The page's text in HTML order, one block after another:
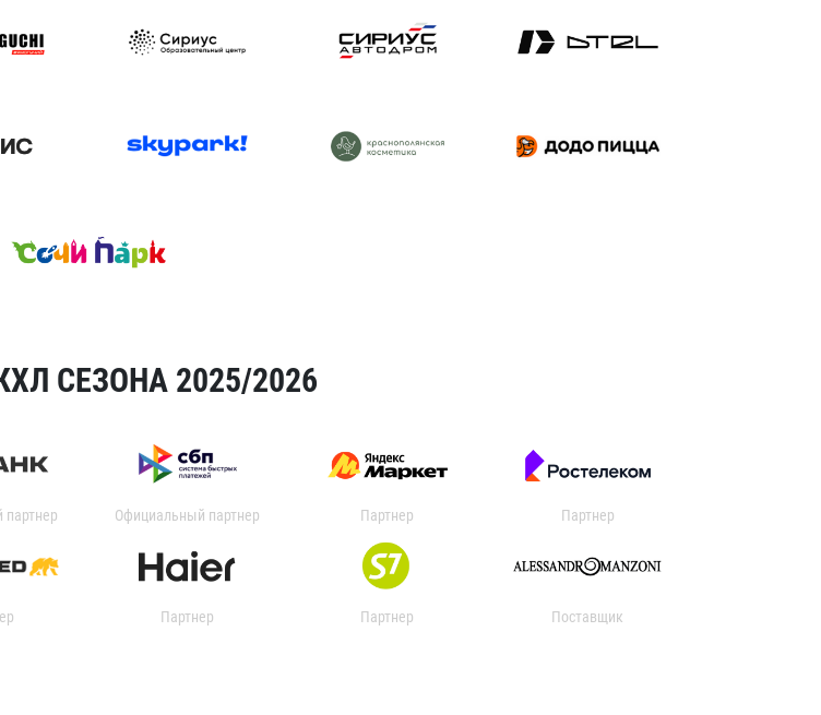
СЕЗОНА 2025/2026
партнер Официальный партнер Партнер Партнер
Партнер Партнер Поставщик